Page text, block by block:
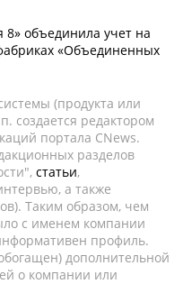
8» объединила учет на
«Объединенных
(продукта или
создается редактором
портала CNews.
разделов
статьи,
а также
Таким образом, чем
с именем компании
профиль.
дополнительной
о компании или